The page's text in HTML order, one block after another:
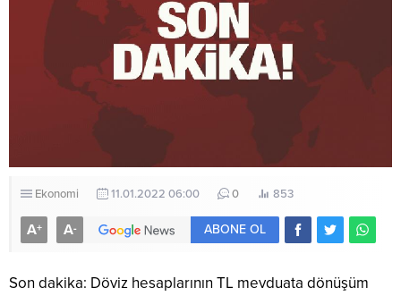
Ekonomi 11.01.2022 06:00 0 853
A+ A- ABONE OL
Son dakika: Döviz hesaplarının TL mevduata dönüşüm